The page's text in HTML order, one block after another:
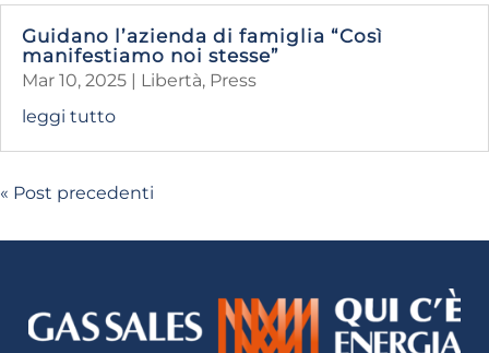
Guidano l’azienda di famiglia “Così
manifestiamo noi stesse”
Mar 10, 2025 | Libertà, Press
leggi tutto
« Post precedenti